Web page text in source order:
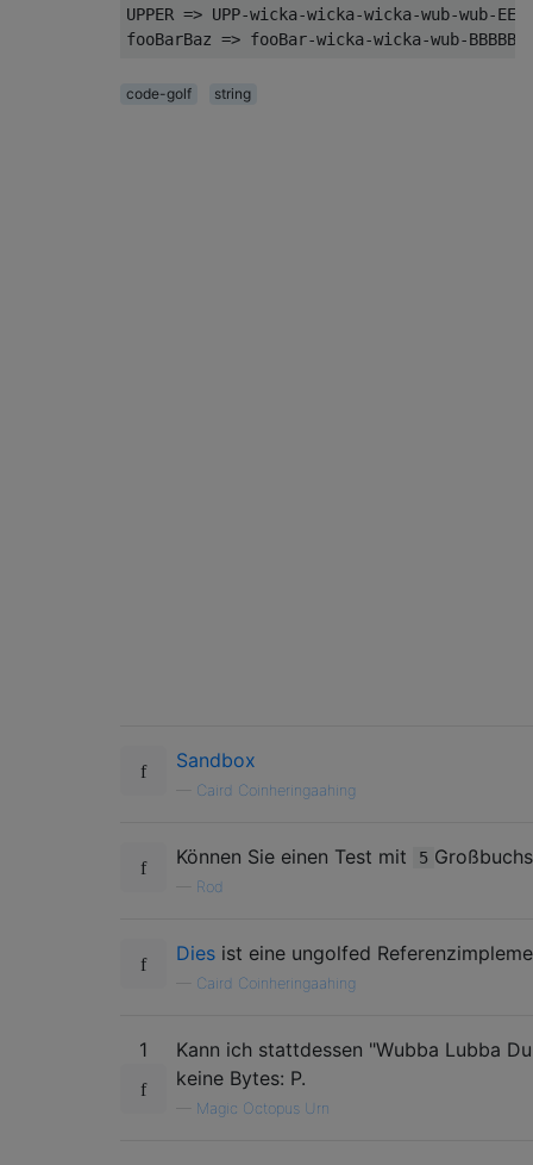
UPPER => UPP-wicka-wicka-wicka-wub-wub-
code-golf string
Sandbox
Caird Coinheringaahing
Können Sie einen Test mit 5
Rod
Dies ist eine ungolfed
Caird Coinheringaahing
1
Kann ich stattdessen "Wubba Lubba
keine Bytes: P.
Magic Octopus Urn